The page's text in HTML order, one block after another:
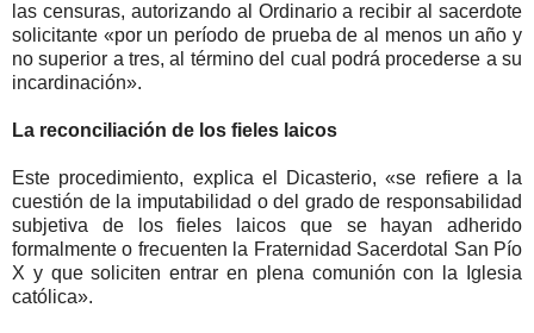
las censuras, autorizando al Ordinario a recibir al sacerdote
solicitante «por un período de prueba de al menos un año y
no superior a tres, al término del cual podrá procederse a su
incardinación».
La reconciliación de los fieles laicos
Este procedimiento, explica el Dicasterio, «se refiere a la
cuestión de la imputabilidad o del grado de responsabilidad
subjetiva de los fieles laicos que se hayan adherido
formalmente o frecuenten la Fraternidad Sacerdotal San Pío
X y que soliciten entrar en plena comunión con la Iglesia
católica».